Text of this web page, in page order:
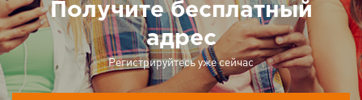
Получите бесплатный
адрес
Регистрируйтесь уже сейчас